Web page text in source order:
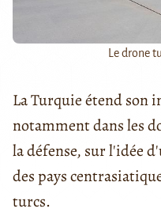
Le drone
La Turquie étend son
notamment dans les
la défense, sur l'idée
des pays
turcs.